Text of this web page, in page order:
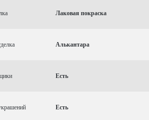
Лаковая покраска
Алькантара
Есть
Есть